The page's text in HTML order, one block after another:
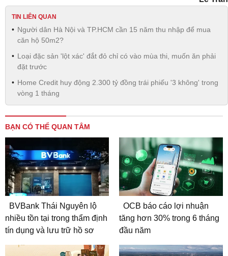
TIN LIÊN QUAN
Người dân Hà Nội và TP.HCM cần 15 năm thu nhập để mua
căn hộ 50m2?
Loại đặc sản 'lột xác' đắt đỏ chỉ có vào mùa thi, muốn ăn phải
đặt trước
Home Credit huy động 2.300 tỷ đồng trái phiếu '3 không' trong
vòng 1 tháng
BẠN CÓ THỂ QUAN TÂM
BVBank Thái Nguyên lộ
nhiều tồn tại trong thẩm định
tín dụng và lưu trữ hồ sơ
OCB báo cáo lợi nhuận
tăng hơn 30% trong 6 tháng
đầu năm